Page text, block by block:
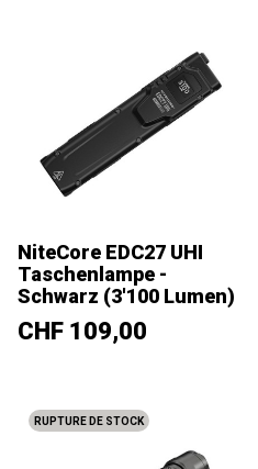
NiteCore EDC27 UHI
Taschenlampe -
Schwarz (3'100 Lumen)
Prix
CHF 109,00
RUPTURE DE STOCK